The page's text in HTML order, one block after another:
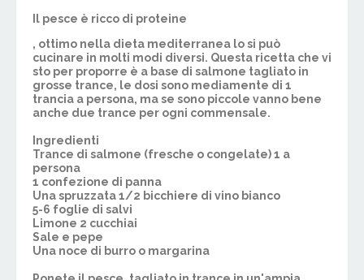
Il pesce è ricco di proteine
, ottimo nella dieta mediterranea lo si può
cucinare in molti modi diversi. Questa ricetta che vi
sto per proporre è a base di salmone tagliato in
grosse trance, le dosi sono mediamente di 1
trancia a persona, ma se sono piccole vanno bene
anche due trance per ogni commensale.
Ingredienti
Trance di salmone (fresche o congelate) 1 a
persona
1 confezione di panna
Una spruzzata 1/2 bicchiere di vino bianco
5-6 foglie di salvi
Limone 2 cucchiai
Sale e pepe
Una noce di burro o margarina